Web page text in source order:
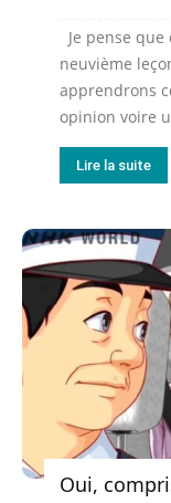
Je pense
neuvième
apprendrons
opinion voire
Lire la suite
Oui,